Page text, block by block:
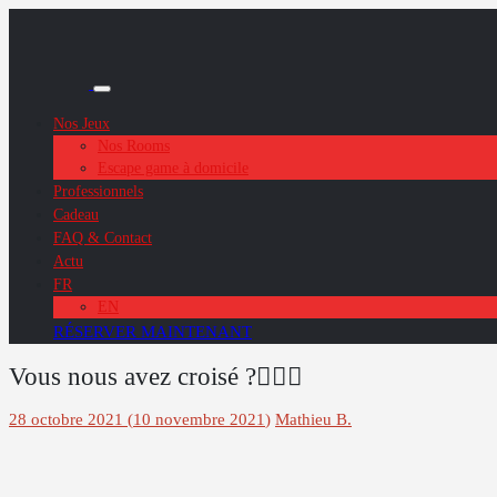
Nos Jeux
Nos Rooms
Escape game à domicile
Professionnels
Cadeau
FAQ & Contact
Actu
FR
EN
RÉSERVER MAINTENANT
Vous nous avez croisé ?🚴🏻‍♂️
28 octobre 2021 (10 novembre 2021) Mathieu B.